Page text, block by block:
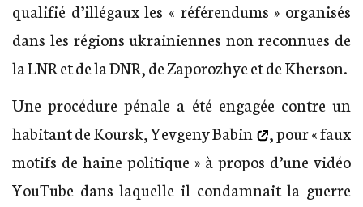
qualifié d’illégaux les « référendums » organisés
dans les régions ukrainiennes non reconnues de
la LNR et de la DNR, de Zaporozhye et de Kherson.
Une procédure pénale a été engagée contre un
habitant de Koursk,Yevgeny Babin
, pour « faux
motifs de haine politique » à propos d’une vidéo
YouTube dans laquelle il condamnait la guerre